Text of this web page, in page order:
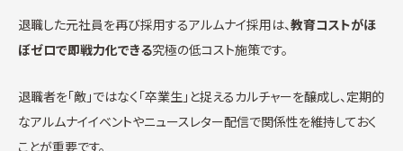
退職した元社員を再び採用するアルムナイ採用は、教育コストがほ
ぼゼロで即戦力化できる究極の低コスト施策です。
退職者を「敵」ではなく「卒業生」と捉えるカルチャーを醸成し、定期的
なアルムナイイベントやニュースレター配信で関係性を維持しておく
ことが重要です。